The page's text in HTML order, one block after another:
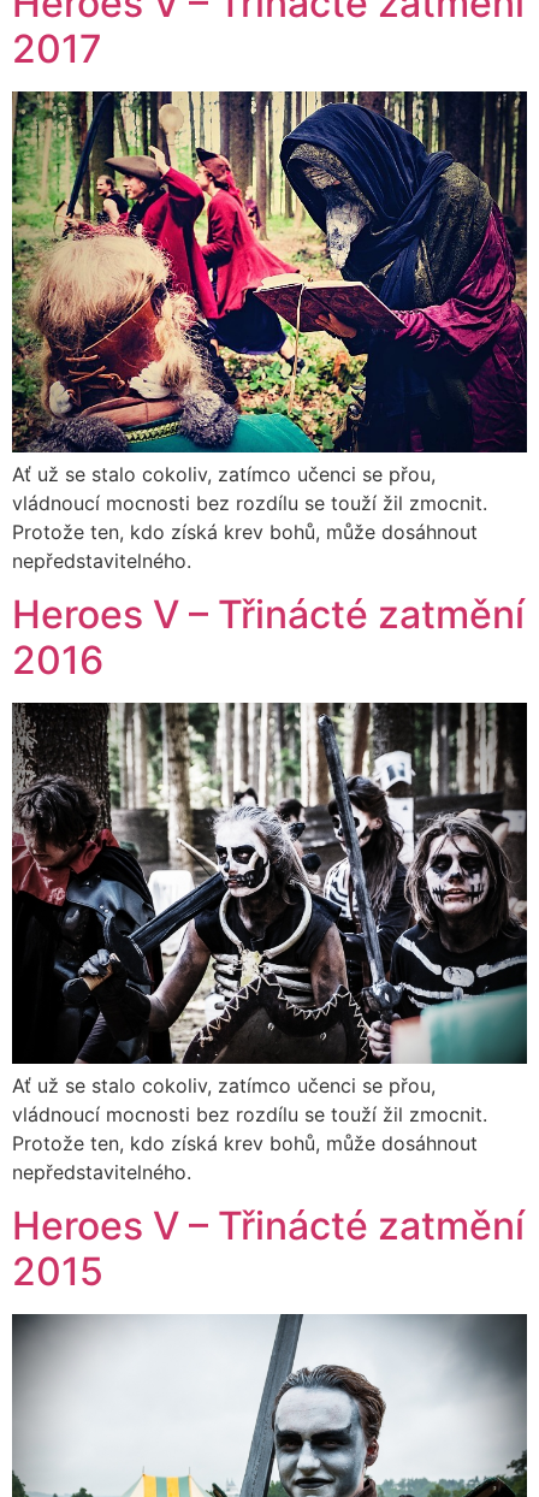
2017
Ať už se stalo cokoliv, zatímco učenci se přou,
vládnoucí mocnosti bez rozdílu se touží žil zmocnit.
Protože ten, kdo získá krev bohů, může dosáhnout
nepředstavitelného.
Heroes V – Třinácté zatmění
2016
Ať už se stalo cokoliv, zatímco učenci se přou,
vládnoucí mocnosti bez rozdílu se touží žil zmocnit.
Protože ten, kdo získá krev bohů, může dosáhnout
nepředstavitelného.
Heroes V – Třinácté zatmění
2015